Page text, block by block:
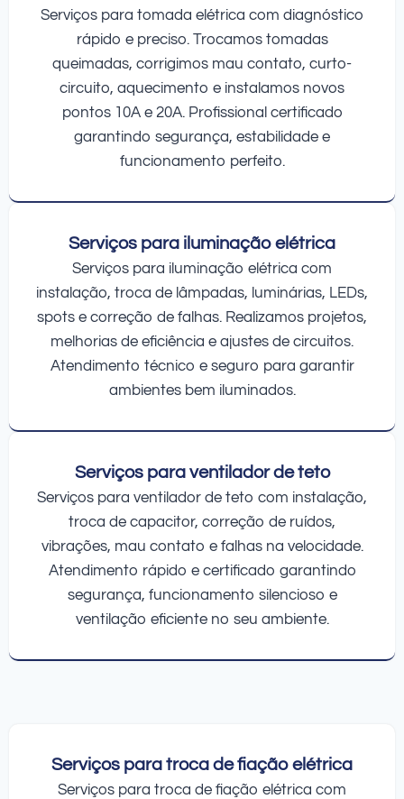
Serviços para tomada elétrica com diagnóstico
rápido e preciso. Trocamos tomadas
queimadas, corrigimos mau contato, curto-
circuito, aquecimento e instalamos novos
pontos 10A e 20A. Profissional certificado
garantindo segurança, estabilidade e
funcionamento perfeito.
Serviços para iluminação elétrica
Serviços para iluminação elétrica com
instalação, troca de lâmpadas, luminárias, LEDs,
spots e correção de falhas. Realizamos projetos,
melhorias de eficiência e ajustes de circuitos.
Atendimento técnico e seguro para garantir
ambientes bem iluminados.
Serviços para ventilador de teto
Serviços para ventilador de teto com instalação,
troca de capacitor, correção de ruídos,
vibrações, mau contato e falhas na velocidade.
Atendimento rápido e certificado garantindo
segurança, funcionamento silencioso e
ventilação eficiente no seu ambiente.
Serviços para troca de fiação elétrica
Serviços para troca de fiação elétrica com